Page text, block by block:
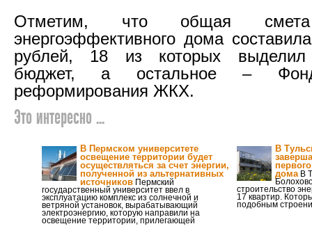
Отметим, что общая смета
энергоэффективного дома
рублей, 18 из которых выделил
бюджет, а остальное – Фонд
реформирования ЖКХ.
Это интересно ...
В Пермском университете
освещение территории будет
осуществляться за счет энергии,
полученной из альтернативных
источников Пермский
государственный университет ввел в
эксплуатацию комплекс из солнечной и
ветряной установок, вырабатывающий
электроэнергию, которую направили на
освещение территории, прилегающей
В
домаВ
строительство
17 квартир.
подобным